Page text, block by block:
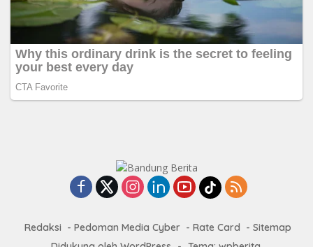
Redaksi Pedoman Media Cyber Rate Card
Sitemap